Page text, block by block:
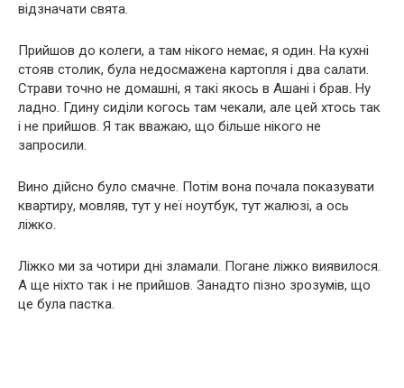
відзначати свята.
Прийшов до колеги, а там нікого немає, я один. На кухні
стояв столик, була недосмажена картопля і два салати.
Страви точно не домашні, я такі якось в Ашані і брав. Ну
ладно. Гдину сиділи когось там чекали, але цей хтось так
і не прийшов. Я так вважаю, що більше нікого не
запросили.
Вино дійсно було смачне. Потім вона почала показувати
квартиру, мовляв, тут у неї ноутбук, тут жалюзі, а ось
ліжко.
Ліжко ми за чотири дні зламали. Погане ліжко виявилося.
А ще ніхто так і не прийшов. Занадто пізно зрозумів, що
це була пастка.